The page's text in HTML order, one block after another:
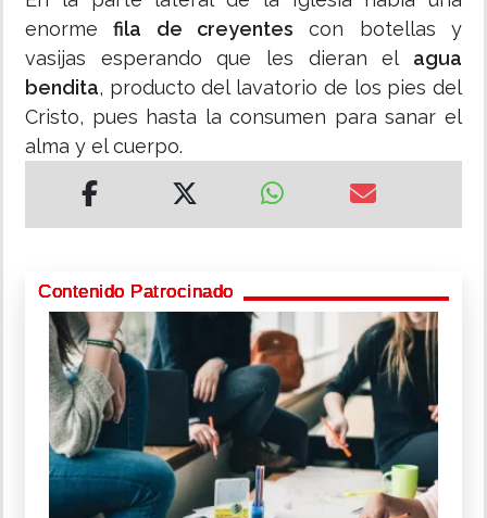
enormefila de creyentes con botellas y
vasijas esperando que les dieran el agua
bendita, producto del lavatorio de los pies del
Cristo, pues hasta la consumen para sanar el
alma y el cuerpo.
Contenido Patrocinado